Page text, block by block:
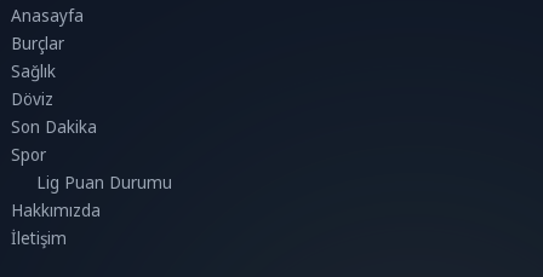
Anasayfa
Burçlar
Sağlık
Döviz
Son Dakika
Spor
Lig Puan Durumu
Hakkımızda
İletişim